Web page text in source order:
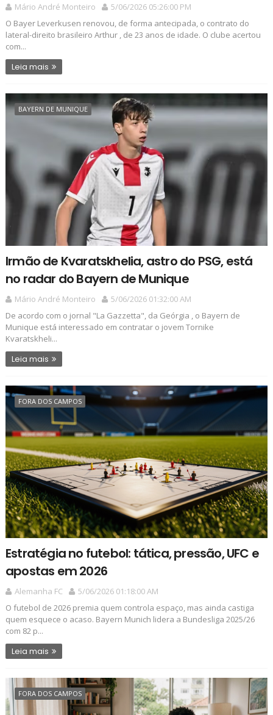
Mário André Monteiro
5/06/2026 05:26:00 PM
O Bayer Leverkusen renovou, de forma antecipada, o contrato do
lateral-direito brasileiro Arthur , de 23 anos de idade. O clube acertou
com...
Leia mais
BAYERN DE MUNIQUE
Irmão de Kvaratskhelia, astro do PSG, está
no radar do Bayern de Munique
Mário André Monteiro
5/06/2026 01:32:00 AM
De acordo com o jornal "La Gazzetta", da Geórgia , o Bayern de
Munique está interessado em contratar o jovem Tornike
Kvaratskheli...
Leia mais
FORA DOS CAMPOS
Estratégia no futebol: tática, pressão, UFC e
apostas em 2026
Alemanha FC
5/06/2026 01:18:00 AM
O futebol de 2026 premia quem controla espaço, mas ainda castiga
quem esquece o acaso. Bayern Munich lidera a Bundesliga 2025/26
com 82 p...
Leia mais
FORA DOS CAMPOS